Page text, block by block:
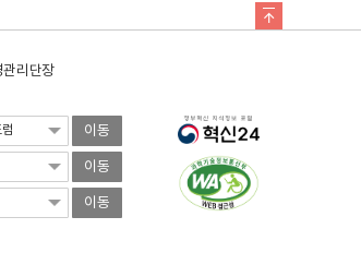
관리단장
이동
이동
이동